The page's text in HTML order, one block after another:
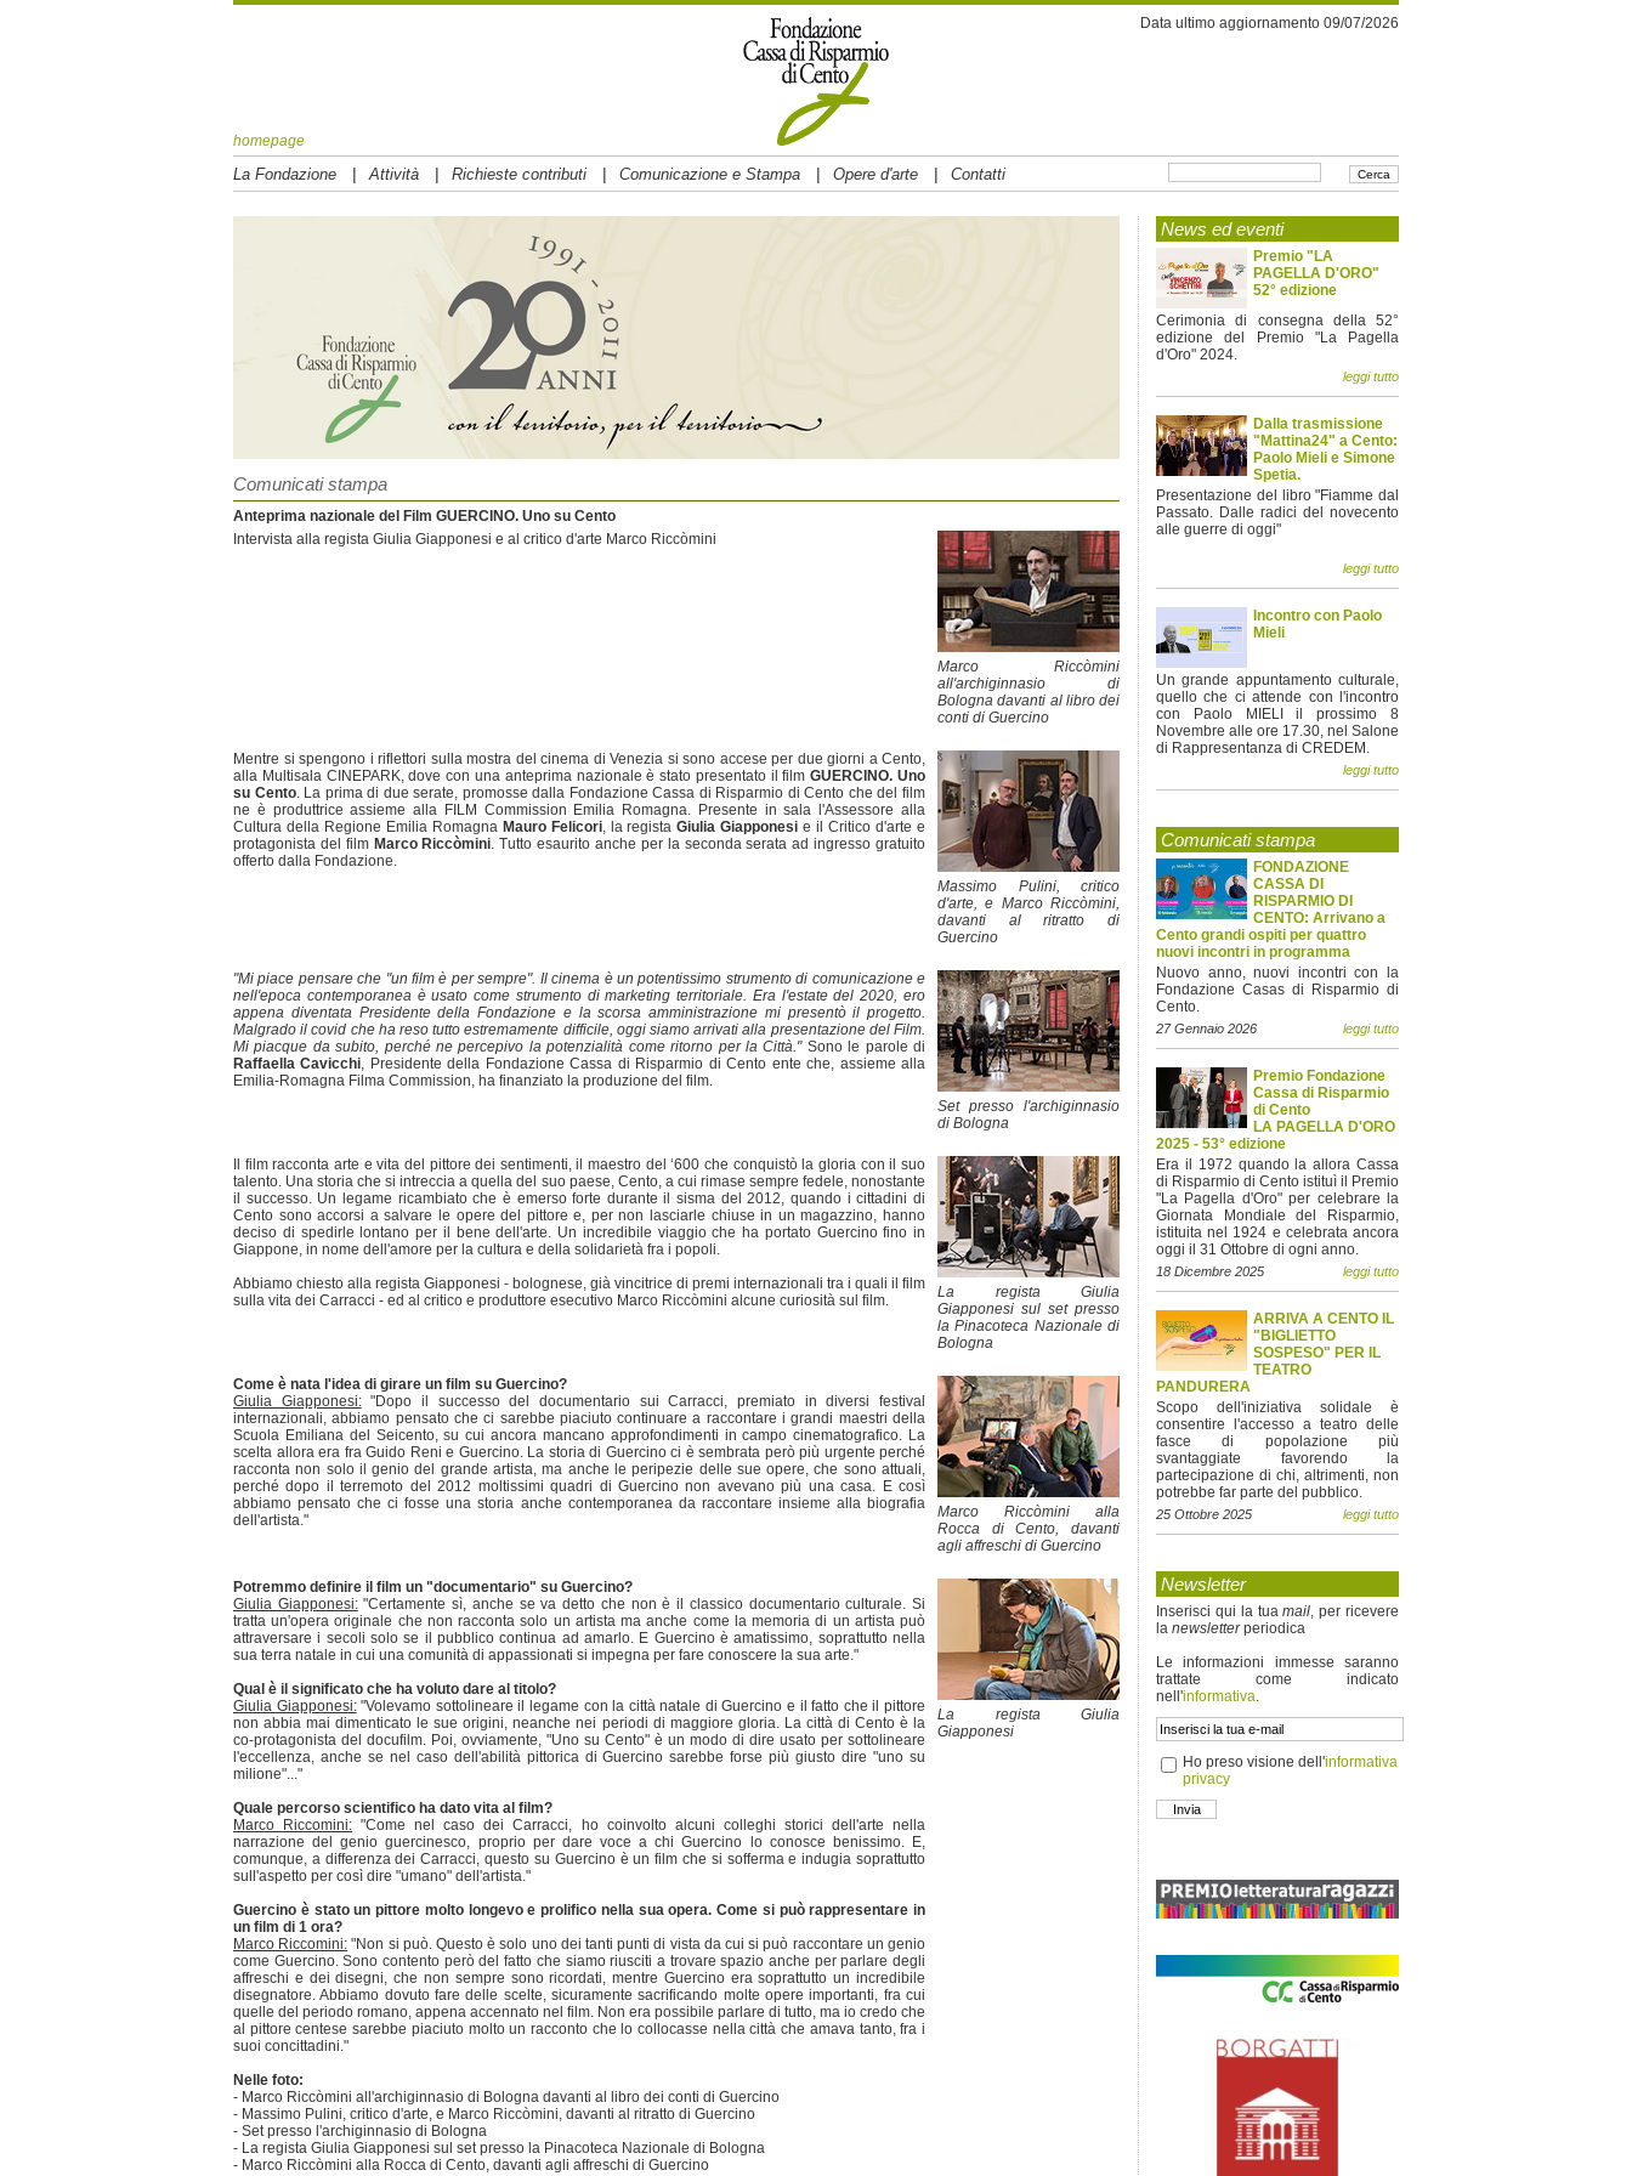
homepage
Data ultimo aggiornamento 09/07/2026
La Fondazione | Attività | Richieste contributi | Comunicazione e Stampa | Opere d'arte | Contatti
Comunicati stampa
Anteprima nazionale del Film GUERCINO. Uno su Cento
Intervista alla regista Giulia Giapponesi e al critico d'arte Marco Riccòmini
Marco Riccòmini
all'archiginnasio di
Bologna davanti al libro dei
conti di Guercino
Mentre si spengono i riflettori sulla mostra del cinema di Venezia si sono accese per due giorni a Cento,
alla Multisala CINEPARK, dove con una anteprima nazionale è stato presentato il filmGUERCINO. Uno
su Cento. La prima di due serate, promosse dalla Fondazione Cassa di Risparmio di Cento che del film
ne è produttrice assieme alla FILM Commission Emilia Romagna. Presente in sala l'Assessore alla
Cultura della Regione Emilia Romagna Mauro Felicori, la registaGiulia Giapponesi e il Critico d'arte e
protagonista del film Marco Riccòmini. Tutto esaurito anche per la seconda serata ad ingresso gratuito
offerto dalla Fondazione.
Massimo Pulini, critico
d'arte, e Marco Riccòmini,
davanti al ritratto di
Guercino
"Mi piace pensare che "un film è per sempre". Il cinema è un potentissimo strumento di comunicazione e
nell'epoca contemporanea è usato come strumento di marketing territoriale. Era l'estate del 2020, ero
appena diventata Presidente della Fondazione e la scorsa amministrazione mi presentò il progetto.
Malgrado il covid che ha reso tutto estremamente difficile, oggi siamo arrivati alla presentazione del Film.
Mi piacque da subito, perché ne percepivo la potenzialità come ritorno per la Città."Sono le parole di
Raffaella Cavicchi, Presidente della Fondazione Cassa di Risparmio di Cento ente che, assieme alla
Emilia-Romagna Filma Commission, ha finanziato la produzione del film.
Set presso l'archiginnasio
di Bologna
Il film racconta arte e vita del pittore dei sentimenti, il maestro del ‘600 che conquistò la gloria con il suo
talento. Una storia che si intreccia a quella del suo paese, Cento, a cui rimase sempre fedele, nonostante
il successo. Un legame ricambiato che è emerso forte durante il sisma del 2012, quando i cittadini di
Cento sono accorsi a salvare le opere del pittore e, per non lasciarle chiuse in un magazzino, hanno
deciso di spedirle lontano per il bene dell'arte. Un incredibile viaggio che ha portato Guercino fino in
Giappone, in nome dell'amore per la cultura e della solidarietà fra i popoli.
Abbiamo chiesto alla regista Giapponesi - bolognese, già vincitrice di premi internazionali tra i quali il film
sulla vita dei Carracci - ed al critico e produttore esecutivo Marco Riccòmini alcune curiosità sul film.
La regista Giulia
Giapponesi sul set presso
la Pinacoteca Nazionale di
Bologna
Come è nata l'idea di girare un film su Guercino?
Giulia Giapponesi:"Dopo il successo del documentario sui Carracci, premiato in diversi festival
internazionali, abbiamo pensato che ci sarebbe piaciuto continuare a raccontare i grandi maestri della
Scuola Emiliana del Seicento, su cui ancora mancano approfondimenti in campo cinematografico. La
scelta allora era fra Guido Reni e Guercino. La storia di Guercino ci è sembrata però più urgente perché
racconta non solo il genio del grande artista, ma anche le peripezie delle sue opere, che sono attuali,
perché dopo il terremoto del 2012 moltissimi quadri di Guercino non avevano più una casa. E così
abbiamo pensato che ci fosse una storia anche contemporanea da raccontare insieme alla biografia
dell'artista."
Marco Riccòmini alla
Rocca di Cento, davanti
agli affreschi di Guercino
Potremmo definire il film un "documentario" su Guercino?
Giulia Giapponesi:"Certamente sì, anche se va detto che non è il classico documentario culturale. Si
tratta un'opera originale che non racconta solo un artista ma anche come la memoria di un artista può
attraversare i secoli solo se il pubblico continua ad amarlo. E Guercino è amatissimo, soprattutto nella
sua terra natale in cui una comunità di appassionati si impegna per fare conoscere la sua arte."
Qual è il significato che ha voluto dare al titolo?
Giulia Giapponesi:"Volevamo sottolineare il legame con la città natale di Guercino e il fatto che il pittore
non abbia mai dimenticato le sue origini, neanche nei periodi di maggiore gloria. La città di Cento è la
co-protagonista del docufilm. Poi, ovviamente, "Uno su Cento" è un modo di dire usato per sottolineare
l'eccellenza, anche se nel caso dell'abilità pittorica di Guercino sarebbe forse più giusto dire "uno su
milione"..."
Quale percorso scientifico ha dato vita al film?
Marco Riccomini: "Come nel caso dei Carracci, ho coinvolto alcuni colleghi storici dell'arte nella
narrazione del genio guercinesco, proprio per dare voce a chi Guercino lo conosce benissimo. E,
comunque, a differenza dei Carracci, questo su Guercino è un film che si sofferma e indugia soprattutto
sull'aspetto per così dire "umano" dell'artista."
Guercino è stato un pittore molto longevo e prolifico nella sua opera. Come si può rappresentare in
un film di 1 ora?
Marco Riccomini: "Non si può. Questo è solo uno dei tanti punti di vista da cui si può raccontare un genio
come Guercino. Sono contento però del fatto che siamo riusciti a trovare spazio anche per parlare degli
affreschi e dei disegni, che non sempre sono ricordati, mentre Guercino era soprattutto un incredibile
disegnatore. Abbiamo dovuto fare delle scelte, sicuramente sacrificando molte opere importanti, fra cui
quelle del periodo romano, appena accennato nel film. Non era possibile parlare di tutto, ma io credo che
al pittore centese sarebbe piaciuto molto un racconto che lo collocasse nella città che amava tanto, fra i
suoi concittadini."
Nelle foto:
- Marco Riccòmini all'archiginnasio di Bologna davanti al libro dei conti di Guercino
- Massimo Pulini, critico d'arte, e Marco Riccòmini, davanti al ritratto di Guercino
- Set presso l'archiginnasio di Bologna
- La regista Giulia Giapponesi sul set presso la Pinacoteca Nazionale di Bologna
- Marco Riccòmini alla Rocca di Cento, davanti agli affreschi di Guercino
La regista Giulia
Giapponesi
News ed eventi
Premio "LA
PAGELLA D'ORO"
52° edizione
Cerimonia di consegna della 52°
edizione del Premio "La Pagella
d'Oro" 2024.
leggi tutto
Dalla trasmissione
"Mattina24" a Cento:
Paolo Mieli e Simone
Spetia.
Presentazione del libro "Fiamme dal
Passato. Dalle radici del novecento
alle guerre di oggi"
leggi tutto
Incontro con Paolo
Mieli
Un grande appuntamento culturale,
quello che ci attende con l'incontro
con Paolo MIELI il prossimo 8
Novembre alle ore 17.30, nel Salone
di Rappresentanza di CREDEM.
leggi tutto
Comunicati stampa
FONDAZIONE
CASSA DI
RISPARMIO DI
CENTO: Arrivano a
Cento grandi ospiti per quattro
nuovi incontri in programma
Nuovo anno, nuovi incontri con la
Fondazione Casas di Risparmio di
Cento.
27 Gennaio 2026 leggi tutto
Premio Fondazione
Cassa di Risparmio
di Cento
LA PAGELLA D'ORO
2025 - 53° edizione
Era il 1972 quando la allora Cassa
di Risparmio di Cento istituì il Premio
"La Pagella d'Oro" per celebrare la
Giornata Mondiale del Risparmio,
istituita nel 1924 e celebrata ancora
oggi il 31 Ottobre di ogni anno.
18 Dicembre 2025 leggi tutto
ARRIVA A CENTO IL
"BIGLIETTO
SOSPESO" PER IL
TEATRO
PANDURERA
Scopo dell'iniziativa solidale è
consentire l'accesso a teatro delle
fasce di popolazione più
svantaggiate favorendo la
partecipazione di chi, altrimenti, non
potrebbe far parte del pubblico.
25 Ottobre 2025 leggi tutto
Newsletter
Inserisci qui la tuamail, per ricevere
la newsletterperiodica
Le informazioni immesse saranno
trattate come indicato
nell'informativa.
Ho preso visione dell'informativa
privacy